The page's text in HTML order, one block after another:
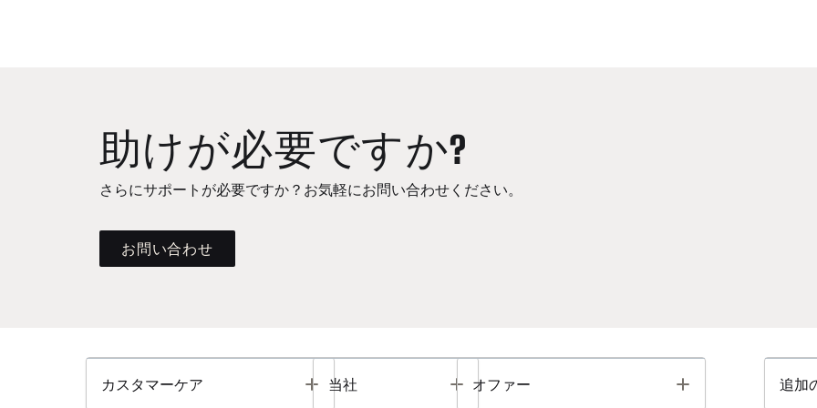
助けが必要ですか?
さらにサポートが必要ですか？お気軽にお問い合わせください。
お問い合わせ
カスタマーケア Toggle
当社 Toggle
オファー Toggle 追加